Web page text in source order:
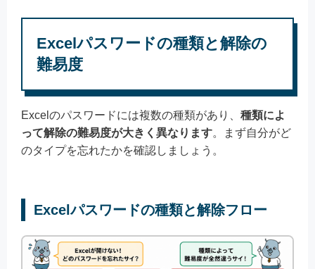
Excelパスワードの種類と解除の
難易度
Excelのパスワードには複数の種類があり、 種類によ
って解除の難易度が大きく異なります。まず自分がど
のタイプを忘れたかを確認しましょう。
Excelパスワードの種類と解除フロー